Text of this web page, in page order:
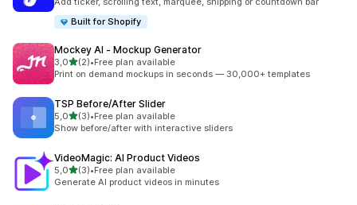
Built for Shopify
Mockey AI ‑ Mockup Generator
3,0de 5 estrelas
(2)
2 total de avaliações
•Free plan available
Print on demand mockups in seconds — 30,000+ templates
TSP Before/After Slider
5,0de 5 estrelas
(3)
3 total de avaliações
•Free plan available
Show before/after with interactive sliders
VideoMagic: AI Product Videos
5,0de 5 estrelas
(3)
3 total de avaliações
•Free plan available
Generate AI product videos in minutes